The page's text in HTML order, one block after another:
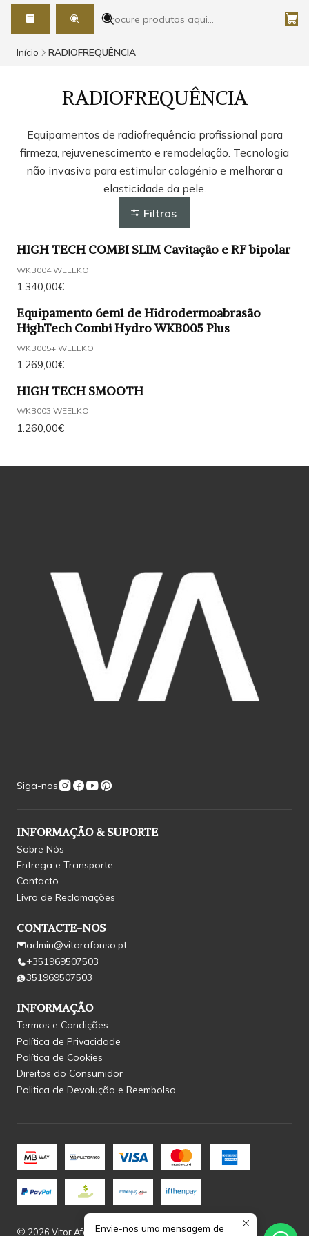
Início RADIOFREQUÊNCIA
RADIOFREQUÊNCIA
Equipamentos de radiofrequência profissional para
firmeza, rejuvenescimento e remodelação. Tecnologia
não invasiva para estimular colagénio e melhorar a
elasticidade da pele.
Filtros
HIGH TECH COMBI SLIM Cavitação e RF bipolar
WKB004|WEELKO
1.340,00€
Equipamento 6em1 de Hidrodermoabrasão
HighTech Combi Hydro WKB005 Plus
WKB005+|WEELKO
1.269,00€
HIGH TECH SMOOTH
WKB003|WEELKO
1.260,00€
Siga-nos
INFORMAÇÃO & SUPORTE
Sobre Nós
Entrega e Transporte
Contacto
Livro de Reclamações
CONTACTE-NOS
admin@vitorafonso.pt
+351969507503
351969507503
INFORMAÇÃO
Termos e Condições
Política de Privacidade
Política de Cookies
Direitos do Consumidor
Politica de Devolução e Reembolso
2026 Vitor Afonso.Envie-nos uma mensagem de